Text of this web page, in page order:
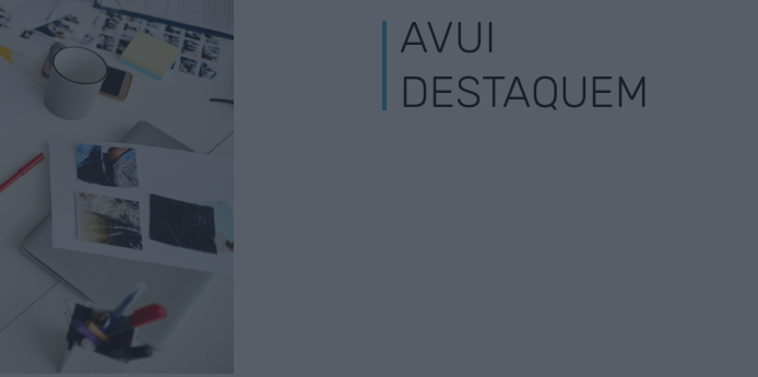
AVUI
DESTAQUEM